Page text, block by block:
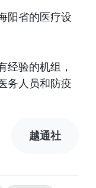
阳省的医疗设
经验的机组，
务人员和防疫
越通社